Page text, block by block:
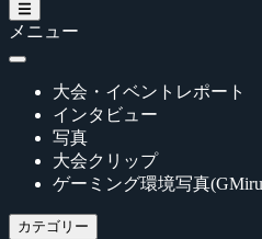
メニュー
大会・イベントレポート
インタビュー
写真
大会クリップ
ゲーミング環境写真
カテゴリー